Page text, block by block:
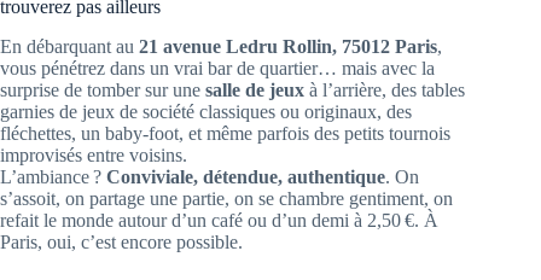
trouverez pas ailleurs
En débarquant au 21 avenue Ledru Rollin, 75012 Paris,
vous pénétrez dans un vrai bar de quartier… mais avec la
surprise de tomber sur une salle de jeux à l’arrière, des tables
garnies de jeux de société classiques ou originaux, des
fléchettes, un baby-foot, et même parfois des petits tournois
improvisés entre voisins.
L’ambiance ? Conviviale, détendue, authentique. On
s’assoit, on partage une partie, on se chambre gentiment, on
refait le monde autour d’un café ou d’un demi à 2,50 €. À
Paris, oui, c’est encore possible.